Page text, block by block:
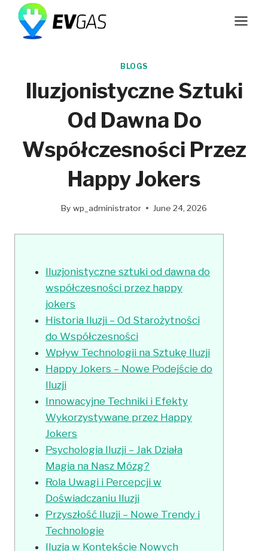
Skip
content
BLOGS
Iluzjonistyczne Sztuki
Od Dawna Do
Współczesności Przez
Happy Jokers
By wp_administrator June 24, 2026
Iluzjonistyczne sztuki od dawna do
współczesności przez happy
jokers
Historia Iluzji – Od Starożytności
do Współczesności
Wpływ Technologii na Sztukę Iluzji
Happy Jokers – Nowe Podejście do
Iluzji
Innowacyjne Techniki i Efekty
Wykorzystywane przez Happy
Jokers
Psychologia Iluzji – Jak Działa
Magia na Nasz Mózg?
Rola Uwagi i Percepcji w
Doświadczaniu Iluzji
Przyszłość Iluzji – Nowe Trendy i
Technologie
Iluzja w Kontekście Nowych